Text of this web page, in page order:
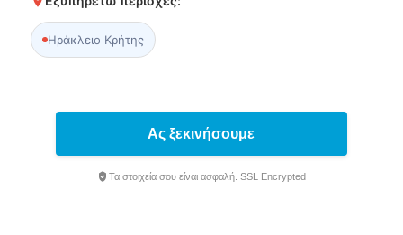
Ηράκλειο Κρήτης
Ας ξεκινήσουμε
Τα στοιχεία σου είναι ασφαλή. SSL Encrypted